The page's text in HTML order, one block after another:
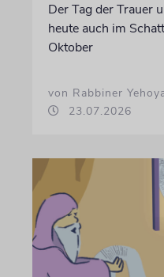
Der Tag der Trauer
heute auch im
Oktober
von Rabbiner
23.07.2026